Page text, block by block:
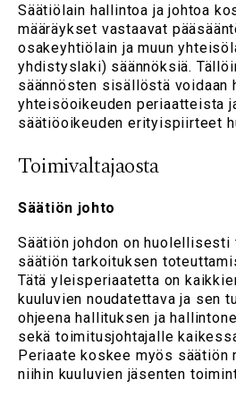
Säätiölain hallintoa ja johtoa
määräykset vastaavat
osakeyhtiölain ja muun
yhdistyslaki) säännöksiä.
säännösten sisällöstä voidaan
yhteisöoikeuden periaatteista
säätiöoikeuden erityispiirteet
Toimivaltajaosta
Säätiön johto
Säätiön johdon on
säätiön tarkoituksen
Tätä yleisperiaatetta on
kuuluvien noudatettava ja sen
ohjeena hallituksen ja
sekä toimitusjohtajalle
Periaate koskee myös säätiön
niihin kuuluvien jäsenten